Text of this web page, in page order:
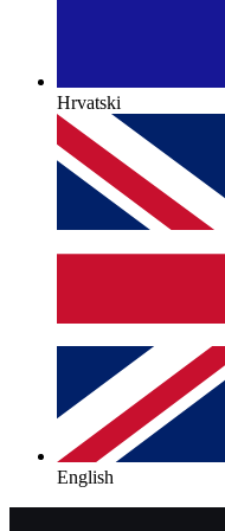
Hrvatski
English